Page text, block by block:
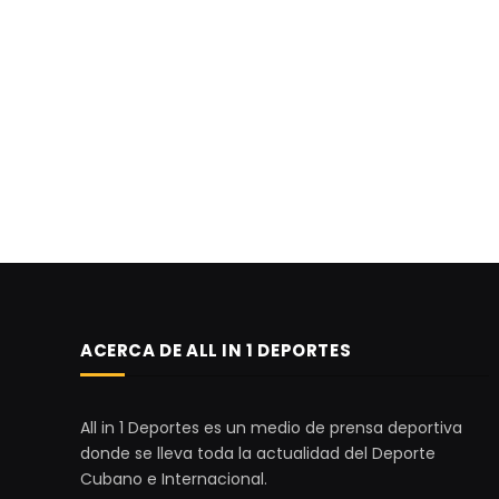
ACERCA DE ALL IN 1 DEPORTES
All in 1 Deportes es un medio de prensa deportiva
donde se lleva toda la actualidad del Deporte
Cubano e Internacional.